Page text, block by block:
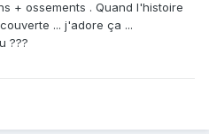
+ ossements . Quand l'histoire
... j'adore ça ...
???